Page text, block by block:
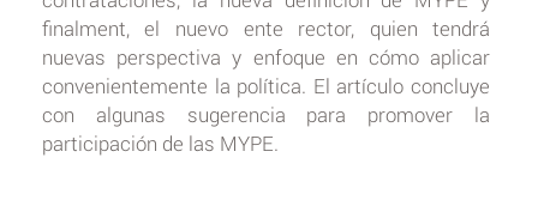
finalment, el nuevo ente rector, quien tendrá
nuevas perspectiva y enfoque en cómo aplicar
convenientemente la política. El artículo concluye
con algunas sugerencia para promover la
participación de las MYPE.